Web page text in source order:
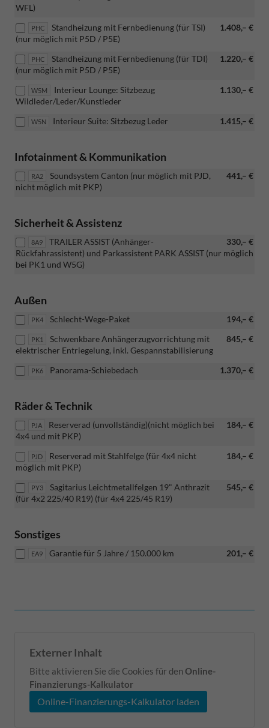
WFL)
PHC 1.408,– €
Standheizung mit Fernbedienung (für TSI)
(nur möglich mit P5D / P5E)
PHC 1.220,– €
Standheizung mit Fernbedienung (für TDI)
(nur möglich mit P5D / P5E)
W5M 1.130,– €
Interieur Lounge: Sitzbezug
Wildleder/Leder/Kunstleder
W5N 1.415,– €
Interieur Suite: Sitzbezug Leder
Infotainment & Kommunikation
RA2 441,– €
Soundsystem Canton (nur möglich mit PJD,
nicht möglich mit PKP)
Sicherheit & Assistenz
8A9 330,– €
TRAILER ASSIST (Anhänger-
Rückfahrassistent) und Parkassistent PARK ASSIST (nur möglich
bei PK1 und W5G)
Außen
PK4 194,– €
Schlecht-Wege-Paket
PK1 845,– €
Schwenkbare Anhängerzugvorrichtung mit
elektrischer Entriegelung, inkl. Gespannstabilisierung
PK6 1.370,– €
Panorama-Schiebedach
Räder & Technik
PJA 184,– €
Reserverad (unvollständig)(nicht möglich bei
4x4 und mit PKP)
PJD 184,– €
Reserverad mit Stahlfelge (für 4x4 nicht
möglich mit PKP)
PY3 545,– €
Sagitarius Leichtmetallfelgen 19" Anthrazit
(für 4x2 225/40 R19) (für 4x4 225/45 R19)
Sonstiges
EA9 201,– €
Garantie für 5 Jahre / 150.000 km
Externer Inhalt
Bitte aktivieren Sie die Cookies für den Online-
Finanzierungs-Kalkulator
Online-Finanzierungs-Kalkulator laden